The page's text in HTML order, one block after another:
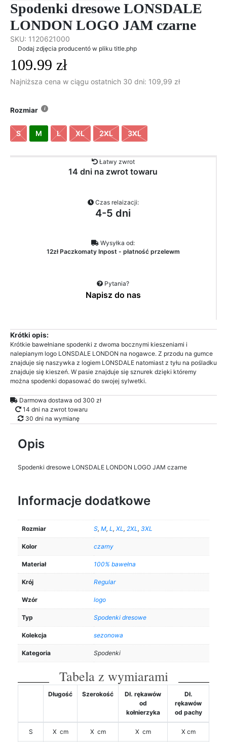
Spodenki dresowe LONSDALE
LONDON LOGO JAM czarne
SKU: 1120621000
Dodaj zdjęcia producentó w pliku title.php
109.99 zł
Najniższa cena w ciągu ostatnich 30 dni: 109,99 zł
Rozmiar
S M L XL 2XL 3XL
Łatwy zwrot
14 dni na zwrot towaru
Czas relaizacji:
4-5 dni
Wysyłka od:
12zł Paczkomaty Inpost - płatność przelewm
Pytania?
Napisz do nas
Krótki opis:
Krótkie bawełniane spodenki z dwoma bocznymi kieszeniami i
nalepianym logo LONSDALE LONDON na nogawce. Z przodu na gumce
znajduje się naszywka z logiem LONSDALE natomiast z tyłu na pośladku
znajduje się kieszeń. W pasie znajduje się sznurek dzięki któremy
można spodenki dopasować do swojej sylwetki.
Darmowa dostawa od 300 zł
14 dni na zwrot towaru
30 dni na wymianę
Opis
Spodenki dresowe LONSDALE LONDON LOGO JAM czarne
Informacje dodatkowe
Rozmiar S, M, L, XL, 2XL, 3XL
Kolor czarny
Materiał 100% bawełna
Krój Regular
Wzór logo
Typ Spodenki dresowe
Kolekcja sezonowa
Kategoria Spodenki
Tabela z wymiarami
Długość Szerokość
Dł. rękawów
od
kołnierzyka
Dł.
rękawów
od pachy
S X cm X cm X cm X cm